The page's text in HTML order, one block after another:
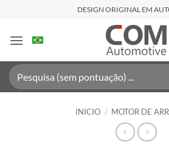
contenido
DESIGN ORIGINAL EM
Buscar
por:
INICIO / MOTOR DE